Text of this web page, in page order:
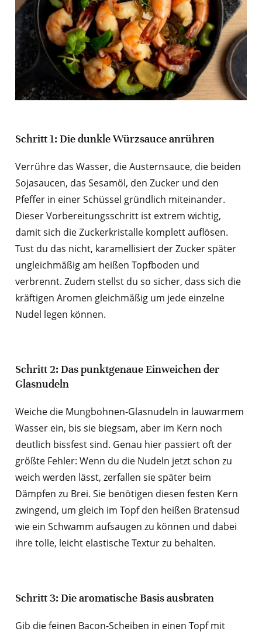
Schritt 1: Die dunkle Würzsauce anrühren
Verrühre das Wasser, die Austernsauce, die beiden
Sojasaucen, das Sesamöl, den Zucker und den
Pfeffer in einer Schüssel gründlich miteinander.
Dieser Vorbereitungsschritt ist extrem wichtig,
damit sich die Zuckerkristalle komplett auflösen.
Tust du das nicht, karamellisiert der Zucker später
ungleichmäßig am heißen Topfboden und
verbrennt. Zudem stellst du so sicher, dass sich die
kräftigen Aromen gleichmäßig um jede einzelne
Nudel legen können.
Schritt 2: Das punktgenaue Einweichen der
Glasnudeln
Weiche die Mungbohnen-Glasnudeln in lauwarmem
Wasser ein, bis sie biegsam, aber im Kern noch
deutlich bissfest sind. Genau hier passiert oft der
größte Fehler: Wenn du die Nudeln jetzt schon zu
weich werden lässt, zerfallen sie später beim
Dämpfen zu Brei. Sie benötigen diesen festen Kern
zwingend, um gleich im Topf den heißen Bratensud
wie ein Schwamm aufsaugen zu können und dabei
ihre tolle, leicht elastische Textur zu behalten.
Schritt 3: Die aromatische Basis ausbraten
Gib die feinen Bacon-Scheiben in einen Topf mit